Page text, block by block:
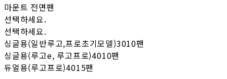
마운트 전면팬
선택하세요.
선택하세요.
싱글용(일반루고,프로초기모델)3010팬
싱글용(루고e, 루고프로)4010팬
듀얼용(루고프로)4015팬